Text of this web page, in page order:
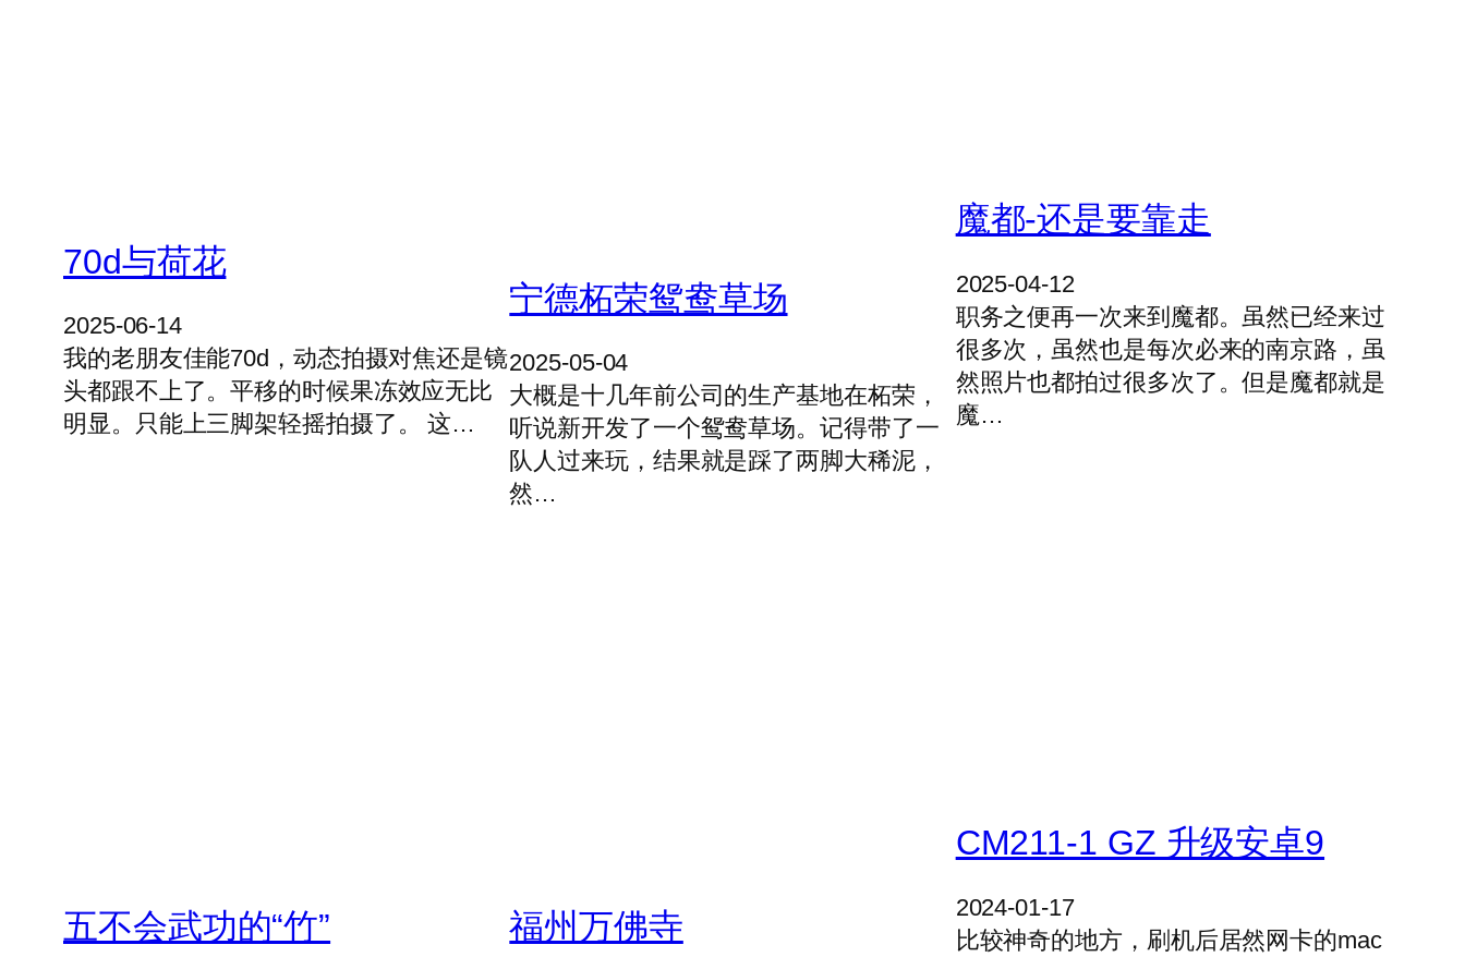
70d与荷花
2025-06-14
我的老朋友佳能70d，动态拍摄对焦还是镜
头都跟不上了。平移的时候果冻效应无比
明显。只能上三脚架轻摇拍摄了。 这…
宁德柘荣鸳鸯草场
2025-05-04
大概是十几年前公司的生产基地在柘荣，
听说新开发了一个鸳鸯草场。记得带了一
队人过来玩，结果就是踩了两脚大稀泥，
然…
魔都-还是要靠走
2025-04-12
职务之便再一次来到魔都。虽然已经来过
很多次，虽然也是每次必来的南京路，虽
然照片也都拍过很多次了。但是魔都就是
魔…
五不会武功的“竹” 福州万佛寺
CM211-1 GZ 升级安卓9
2024-01-17
比较神奇的地方，刷机后居然网卡的mac